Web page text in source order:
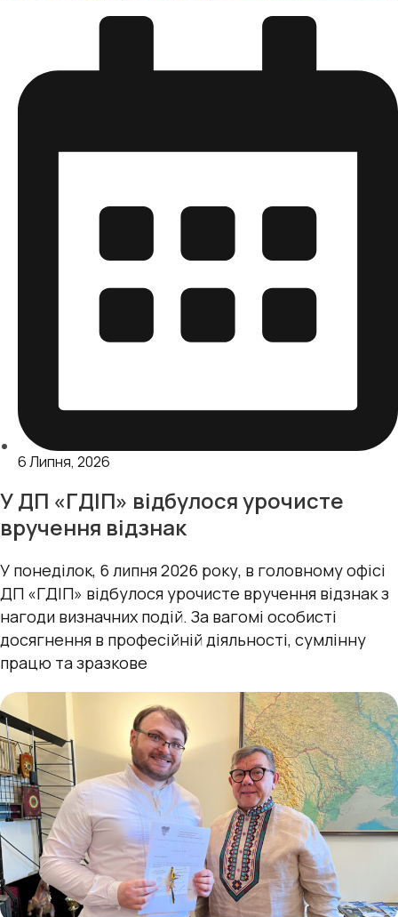
6 Липня, 2026
У ДП «ГДІП» відбулося урочисте
вручення відзнак
У понеділок, 6 липня 2026 року, в головному офісі
ДП «ГДІП» відбулося урочисте вручення відзнак з
нагоди визначних подій. За вагомі особисті
досягнення в професійній діяльності, сумлінну
працю та зразкове